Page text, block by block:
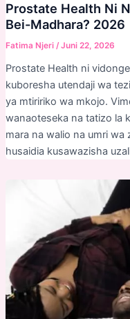
Prostate Health Ni
Bei-Madhara? 2026
Fatima Njeri /Juni 22, 2026
Prostate Health ni
kuboresha utendaji wa
ya mtiririko wa mkojo.
wanaoteseka na tatizo la
mara na walio na umri
husaidia kusawazisha